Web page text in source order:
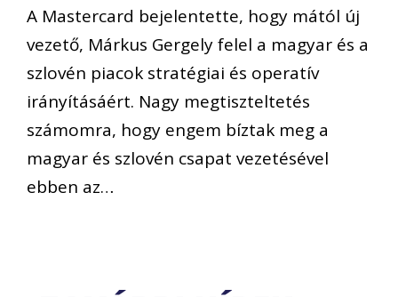
A Mastercard bejelentette, hogy mától új
vezető, Márkus Gergely felel a magyar és a
szlovén piacok stratégiai és operatív
irányításáért. Nagy megtiszteltetés
számomra, hogy engem bíztak meg a
magyar és szlovén csapat vezetésével
ebben az…